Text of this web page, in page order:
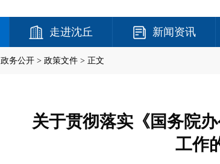
走进沈丘 新闻资讯
政务公开 > 政策文件 > 正文
关于贯彻落实《国务院
工作